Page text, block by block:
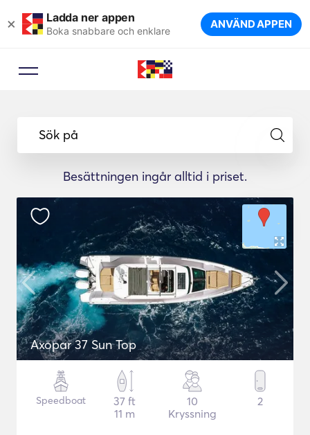
× Ladda ner appen
Boka snabbare och enklare ANVÄND APPEN
Sök på
Besättningen ingår alltid i priset.
Axopar 37 Sun Top
Speedboat
37 ft
11 m
10
Kryssning
2